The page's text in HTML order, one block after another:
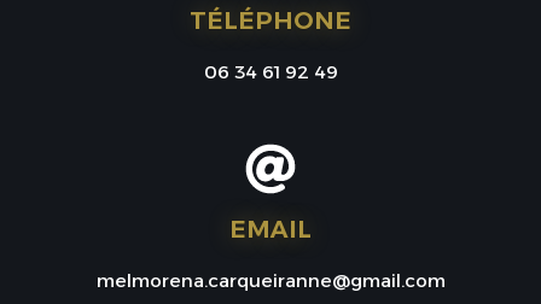
TÉLÉPHONE
06 34 61 92 49
EMAIL
melmorena.carqueiranne@gmail.com